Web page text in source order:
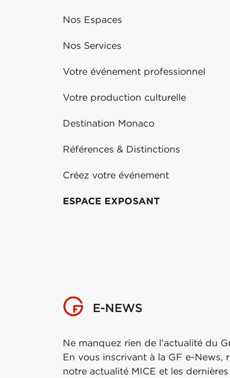
Nos Espaces
Nos Services
Votre événement professionnel
Votre production culturelle
Destination Monaco
Références & Distinctions
Créez votre événement
ESPACE EXPOSANT
E-NEWS
Ne manquez rien de l’actualité du
En vous inscrivant à la GF e-News,
notre actualité MICE et les